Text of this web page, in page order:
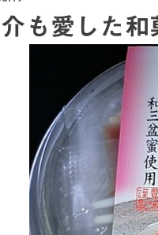
も愛した